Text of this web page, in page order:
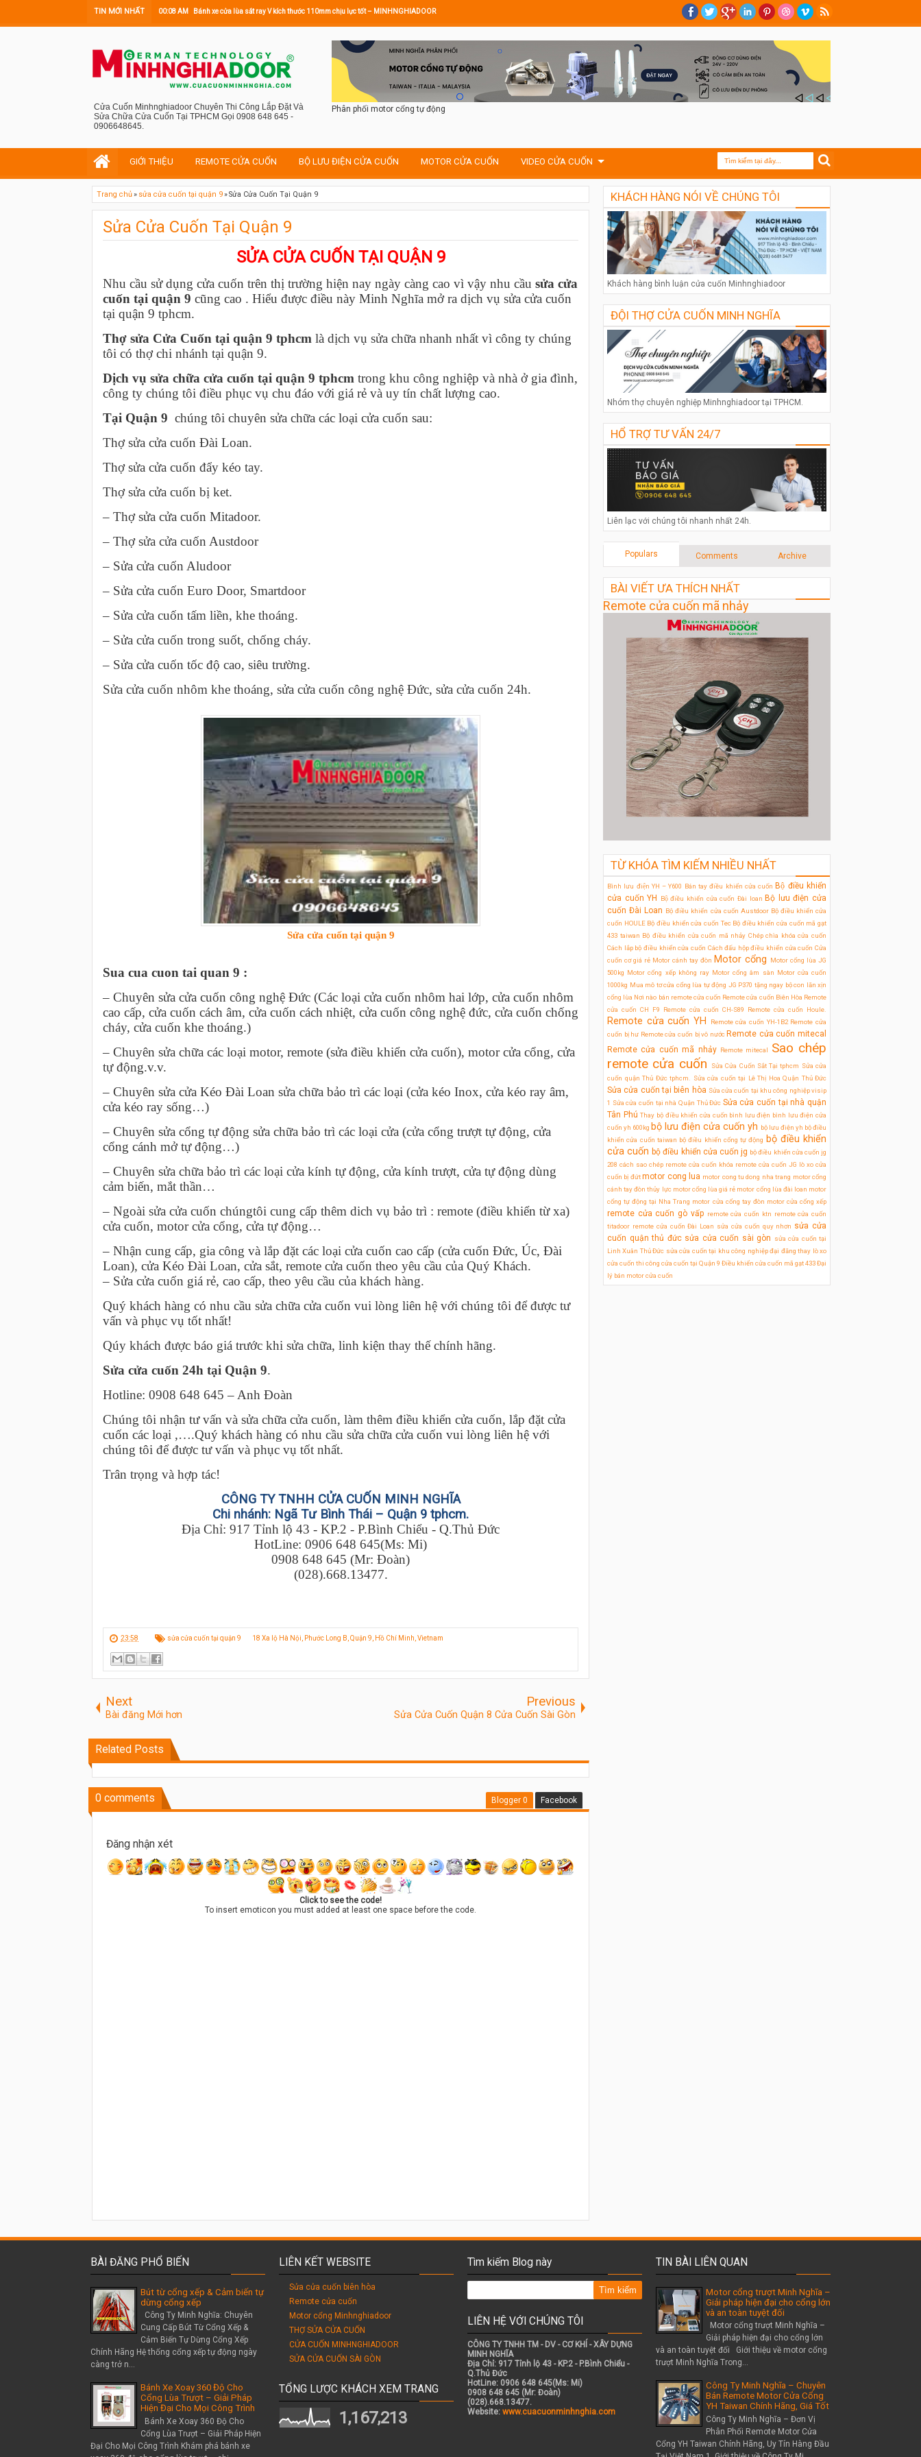
TIN MỚI NHẤT 00:08 AM Bánh xe cửa lùa sắt ray V kích thước 110mm chịu lực tốt – MINHNGHIADOOR
Cửa Cuốn Minhnghiadoor Chuyên Thi Công Lắp Đặt Và
Sửa Chữa Cửa Cuốn Tại TPHCM Gọi 0908 648 645 -
0906648645.
Phân phối motor cổng tự động
GIỚI THIỆU REMOTE CỬA CUỐN BỘ LƯU ĐIỆN CỬA CUỐN MOTOR CỬA CUỐN VIDEO CỬA CUỐN
Trang chủ»sửa cửa cuốn tại quận 9»Sửa Cửa Cuốn Tại Quận 9
Sửa Cửa Cuốn Tại Quận 9
SỬA CỬA CUỐN TẠI QUẬN 9
Nhu cầu sử dụng cửa cuốn trên thị trường hiện nay ngày càng cao vì vậy nhu cầu sửa cửa
cuốn tại quận 9 cũng cao . Hiểu được điều này Minh Nghĩa mở ra dịch vụ sửa cửa cuốn
tại quận 9 tphcm.
Thợ sửa Cửa Cuốn tại quận 9 tphcm là dịch vụ sửa chữa nhanh nhất vì công ty chúng
tôi có thợ chi nhánh tại quận 9.
Dịch vụ sửa chữa cửa cuốn tại quận 9 tphcm trong khu công nghiệp và nhà ở gia đình,
công ty chúng tôi điều phục vụ chu đáo với giá rẻ và uy tín chất lượng cao.
Tại Quận 9 chúng tôi chuyên sửa chữa các loại cửa cuốn sau:
Thợ sửa cửa cuốn Đài Loan.
Thợ sửa cửa cuốn đẩy kéo tay.
Thợ sửa cửa cuốn bị ket.
– Thợ sửa cửa cuốn Mitadoor.
– Thợ sửa cửa cuốn Austdoor
– Sửa cửa cuốn Aludoor
– Sửa cửa cuốn Euro Door, Smartdoor
– Sửa cửa cuốn tấm liền, khe thoáng.
– Sửa cửa cuốn trong suốt, chống cháy.
– Sửa cửa cuốn tốc độ cao, siêu trường.
Sửa cửa cuốn nhôm khe thoáng, sửa cửa cuốn công nghệ Đức, sửa cửa cuốn 24h.
Sửa cửa cuốn tại quận 9
Sua cua cuon tai quan 9 :
– Chuyên sửa cửa cuốn công nghệ Đức (Các loại cửa cuốn nhôm hai lớp, cửa cuốn nhôm
cao cấp, cửa cuốn cách âm, cửa cuốn cách nhiệt, cửa cuốn công nghệ đức, cửa cuốn chống
cháy, cửa cuốn khe thoáng.)
– Chuyên sửa chữa các loại motor, remote (sửa điều khiển cửa cuốn), motor cửa cổng, cửa
tự động.v.v.
– Chuyên sửa cửa Kéo Đài Loan sửa chữa bảo trì các loại (cửa kéo Inox, cửa kéo ray âm,
cửa kéo ray sống…)
– Chuyên sửa cổng tự động sửa chữa bảo trì các loại cửa (cửa cổng trượt tự động, cửa
cổng cánh mở tự động…)
– Chuyên sửa chữa bảo trì các loại cửa kính tự động, cửa kính trượt, cửa tự động dùng
cảm biến, mắt thần…
– Ngoài sửa cửa cuốn chúngtôi cung cấp thêm dich vụ bảo trì : remote (điều khiển từ xa)
cửa cuốn, motor cửa cổng, cửa tự động…
– Nhận cung cấp, gia công và lắp đặt các loại cửa cuốn cao cấp (cửa cuốn Đức, Úc, Đài
Loan), cửa Kéo Đài Loan, cửa sắt, remote cửa cuốn theo yêu cầu của Quý Khách.
– Sửa cửa cuốn giá rẻ, cao cấp, theo yêu cầu của khách hàng.
Quý khách hàng có nhu cầu sửa chữa cửa cuốn vui lòng liên hệ với chúng tôi để được tư
vấn và phục vụ tốt nhất!
Qúy khách được báo giá trước khi sửa chữa, linh kiện thay thế chính hãng.
Sửa cửa cuốn 24h tại Quận 9.
Hotline: 0908 648 645 – Anh Đoàn
Chúng tôi nhận tư vấn và sửa chữa cửa cuốn, làm thêm điều khiển cửa cuốn, lắp đặt cửa
cuốn các loại ,….Quý khách hàng có nhu cầu sửa chữa cửa cuốn vui lòng liên hệ với
chúng tôi để được tư vấn và phục vụ tốt nhất.
Trân trọng và hợp tác!
CÔNG TY TNHH CỬA CUỐN MINH NGHĨA
Chi nhánh: Ngã Tư Bình Thái – Quận 9 tphcm.
Địa Chỉ: 917 Tỉnh lộ 43 - KP.2 - P.Bình Chiểu - Q.Thủ Đức
HotLine: 0906 648 645(Ms: Mi)
0908 648 645 (Mr: Đoàn)
(028).668.13477.
23:58 sửa cửa cuốn tại quận 9 18 Xa lộ Hà Nội, Phước Long B, Quận 9, Hồ Chí Minh, Vietnam
Next
Bài đăng Mới hơn
Previous
Sửa Cửa Cuốn Quận 8 Cửa Cuốn Sài Gòn
Related Posts
0 comments Blogger 0 Facebook
Đăng nhận xét
Click to see the code!
To insert emoticon you must added at least one space before the code.
KHÁCH HÀNG NÓI VỀ CHÚNG TÔI
Khách hàng bình luận cửa cuốn Minhnghiadoor
ĐỘI THỢ CỬA CUỐN MINH NGHĨA
Nhóm thợ chuyên nghiệp Minhnghiadoor tại TPHCM.
HỔ TRỢ TƯ VẤN 24/7
Liên lạc với chúng tôi nhanh nhất 24h.
Populars Comments Archive
BÀI VIẾT ƯA THÍCH NHẤT
Remote cửa cuốn mã nhảy
TỪ KHÓA TÌM KIẾM NHIỀU NHẤT
Bình lưu điện YH – Y600 Bán tay điều khiển cửa cuốn Bộ điều khiển
cửa cuốn YH
Bộ điều khiển cửa cuốn Đài loan Bộ lưu điện cửa
cuốn Đài Loan Bộ điều khiển cửa cuốn Austdoor Bộ điều khiển cửa
cuốn HOULE Bộ điều khiển cửa cuốn Tec Bộ điều khiển cửa cuốn mã gạt
433 taiwan Bộ điều khiển cửa cuốn mã nhảy Chép chìa khóa cửa cuốn
Cách lắp bộ điều khiển cửa cuốn Cách đấu hộp điều khiển cửa cuốn Cửa
cuốn cơ giá rẻ Motor cánh tay đòn Motor cổng
Motor cổng lùa JG
500kg Motor cổng xếp không ray Motor cổng âm sàn Motor cửa cuốn
1000kg Mua mô tơ cửa cổng lùa tự động JG P370 tặng ngay bộ con lăn xịn
cổng lùa Nơi nào bán remote cửa cuốn Remote cửa cuốn Biên Hòa Remote
cửa cuốn CH F9
Remote cửa cuốn CH-S89 Remote cửa cuốn Houle.
Remote cửa cuốn YH Remote cửa cuốn YH-1B2 Remote cửa
cuốn bị hư Remote cửa cuốn bị vô nước Remote cửa cuốn mitecal
Remote cửa cuốn mã nhảy Remote mitecal
Sao chép
remote cửa cuốn
Sửa Cửa Cuốn Sắt Tại tphcm Sửa cửa
cuốn quận Thủ Đức tphcm.
Sửa cửa cuốn tại Lê Thị Hoa Quận Thủ Đức
Sửa cửa cuốn tại biên hòa Sửa cửa cuốn tại khu công nghiệp visip
1 Sửa cửa cuốn tại nhà Quận Thủ Đức Sửa cửa cuốn tại nhà quận
Tân Phú Thay bộ điều khiển cửa cuốn bình lưu điện bình lưu điện cửa
cuốn yh 600kg bộ lưu điện cửa cuốn yh bộ lưu điện ỵh bộ điều
khiển cửa cuốn taiwan bộ điều khiển cổng tự động
bộ điều khiển
cửa cuốn bộ điều khiển cửa cuốn jg bộ điều khiển cửa cuốn jg
208 cách sao chép remote cửa cuốn khóa remote cửa cuốn JG lò xo cửa
cuốn bị đứt motor cong lua motor cong tu dong nha trang motor cổng
cánh tay đòn thủy lực motor cổng lùa giá rẻ motor cổng lùa đài loan motor
cổng tự động tại Nha Trang motor cửa cổng tay đòn motor cửa cổng xếp
remote cửa cuốn gò vấp remote cửa cuốn ktn remote cửa cuốn
titadoor remote cửa cuốn Đài Loan sửa cửa cuốn quy nhơn sửa cửa
cuốn quận thủ đức sửa cửa cuốn sài gòn
sửa cửa cuốn tại
Linh Xuân Thủ Đức sửa cửa cuốn tại khu công nghiệp đại đăng thay lò xo
cửa cuốn thi công cửa cuốn tại Quận 9 Điều khiển cửa cuốn mã gạt 433Đại
lý bán motor cửa cuốn
BÀI ĐĂNG PHỔ BIẾN
Bút từ cổng xếp & Cảm biến tự
dừng cổng xếp
Công Ty Minh Nghĩa: Chuyên
Cung Cấp Bút Từ Cổng Xếp &
Cảm Biến Tự Dừng Cổng Xếp
Chính Hãng Hệ thống cổng xếp tự động ngày
càng trở n...
Bánh Xe Xoay 360 Độ Cho
Cổng Lùa Trượt – Giải Pháp
Hiện Đại Cho Mọi Công Trình
Bánh Xe Xoay 360 Độ Cho
Cổng Lùa Trượt – Giải Pháp Hiện
Đại Cho Mọi Công Trình Khám phá bánh xe
LIÊN KẾT WEBSITE
Sửa cửa cuốn biên hòa
Remote cửa cuốn
Motor cổng Minhnghiadoor
THỢ SỬA CỬA CUỐN
CỬA CUỐN MINHNGHIADOOR
SỬA CỬA CUỐN SÀI GÒN
TỔNG LƯỢC KHÁCH XEM TRANG
1,167,213
Tìm kiếm Blog này
LIÊN HỆ VỚI CHÚNG TÔI
CÔNG TY TNHH TM - DV - CƠ KHÍ - XÂY DỰNG
MINH NGHĨA
Địa Chỉ: 917 Tỉnh lộ 43 - KP.2 - P.Bình Chiểu -
Q.Thủ Đức
HotLine: 0906 648 645(Ms: Mi)
0908 648 645 (Mr: Đoàn)
(028).668.13477.
Website: www.cuacuonminhnghia.com
TIN BÀI LIÊN QUAN
Motor cổng trượt Minh Nghĩa –
Giải pháp hiện đại cho cổng lớn
và an toàn tuyệt đối
Motor cổng trượt Minh Nghĩa –
Giải pháp hiện đại cho cổng lớn
và an toàn tuyệt đối Giới thiệu về motor cổng
trượt Minh Nghĩa Trong...
Công Ty Minh Nghĩa – Chuyên
Bán Remote Motor Cửa Cổng
YH Taiwan Chính Hãng, Giá Tốt
Công Ty Minh Nghĩa – Đơn Vị
Phân Phối Remote Motor Cửa
Cổng YH Taiwan Chính Hãng, Uy Tín Hàng Đầu